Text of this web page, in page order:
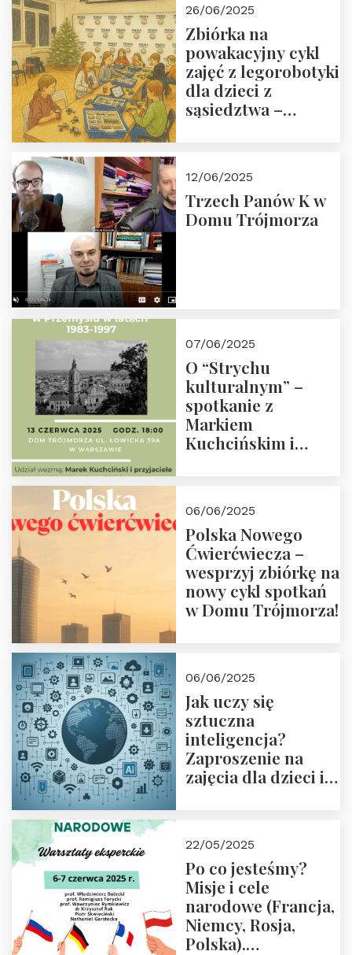
26/06/2025
Zbiórka na
powakacyjny cykl
zajęć z legorobotyki
dla dzieci z
sąsiedztwa –
Fundacji
12/06/2025
Trzech Panów K w
Domu Trójmorza
07/06/2025
O “Strychu
kulturalnym” –
spotkanie z
Markiem
Kuchcińskim i
18:00
06/06/2025
Polska Nowego
Ćwierćwiecza –
wesprzyj zbiórkę na
nowy cykl spotkań
w Domu Trójmorza!
06/06/2025
Jak uczy się
sztuczna
inteligencja?
Zaproszenie na
zajęcia dla dzieci i
22/05/2025
Po co jesteśmy?
Misje i cele
narodowe (Francja,
Niemcy, Rosja,
Polska).